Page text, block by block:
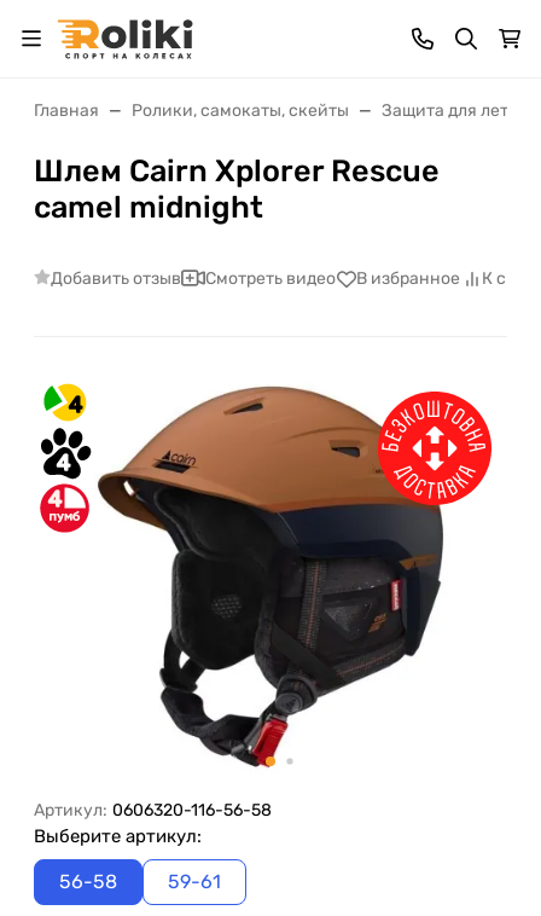
Главная Ролики, самокаты, скейты Защита для лета
Шлем Cairn Xplorer Rescue
camel midnight
Добавить отзыв Смотреть видео В избранное К
4
4
4
Артикул: 0606320-116-56-58
Выберите артикул:
56-58 59-61